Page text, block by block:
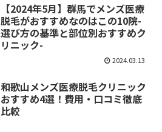
【2024年5月】群馬でメンズ医療
脱毛がおすすめなのはこの10院-
選び方の基準と部位別おすすめク
リニック-
2024.03.13
和歌山メンズ医療脱毛クリニック
おすすめ4選！費用・口コミ徹底
比較